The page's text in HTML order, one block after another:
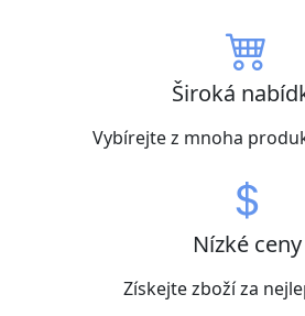
Široká
Vybírejte z mnoha
Nízké ceny
Získejte zboží za